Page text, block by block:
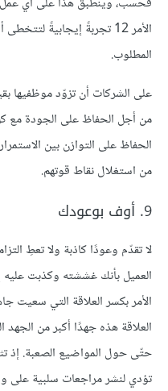
الأمر 12 تجربةً إيجابيةً
المطلوب.
على الشركات أن تزوّد موظفيها
من أجل الحفاظ على الجودة
الحفاظ على التوازن بين
من استغلال نقاط قوتهم.
9. أوف بوعودك
لا تقدّم وعودًا كاذبة ولا تعطِ
العميل بأنك غششته وكذبت
الأمر بكسر العلاقة التي سعيت
العلاقة هذه جهدًا أكبر من الجهد
حتّى حول المواضيع الصعبة. إذ
تؤدي لنشر مراجعات سلبية على